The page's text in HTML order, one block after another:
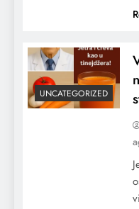
UNCATEGORIZED